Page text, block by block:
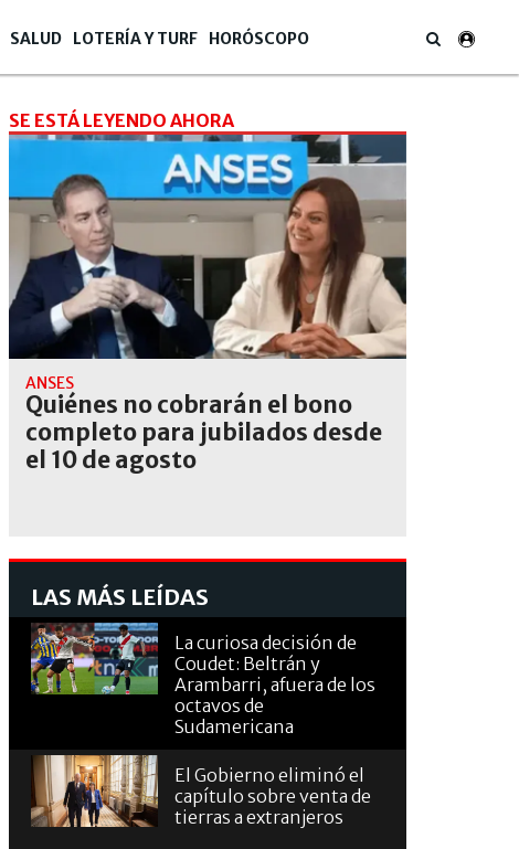
SALUD LOTERÍA Y TURF HORÓSCOPO
SE ESTÁ LEYENDO AHORA
ANSES
Quiénes no cobrarán el bono
completo para jubilados desde
el 10 de agosto
LAS MÁS LEÍDAS
La curiosa decisión de
Coudet: Beltrán y
Arambarri, afuera de los
octavos de
Sudamericana
El Gobierno eliminó el
capítulo sobre venta de
tierras a extranjeros